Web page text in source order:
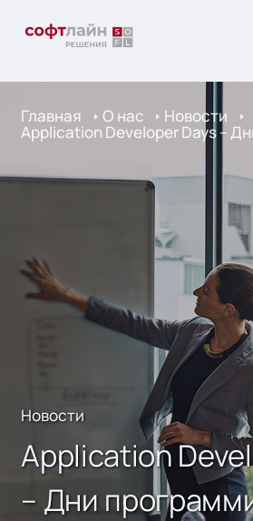
Главная О нас Новости
Application Developer Days –
Новости
Application
– Дни